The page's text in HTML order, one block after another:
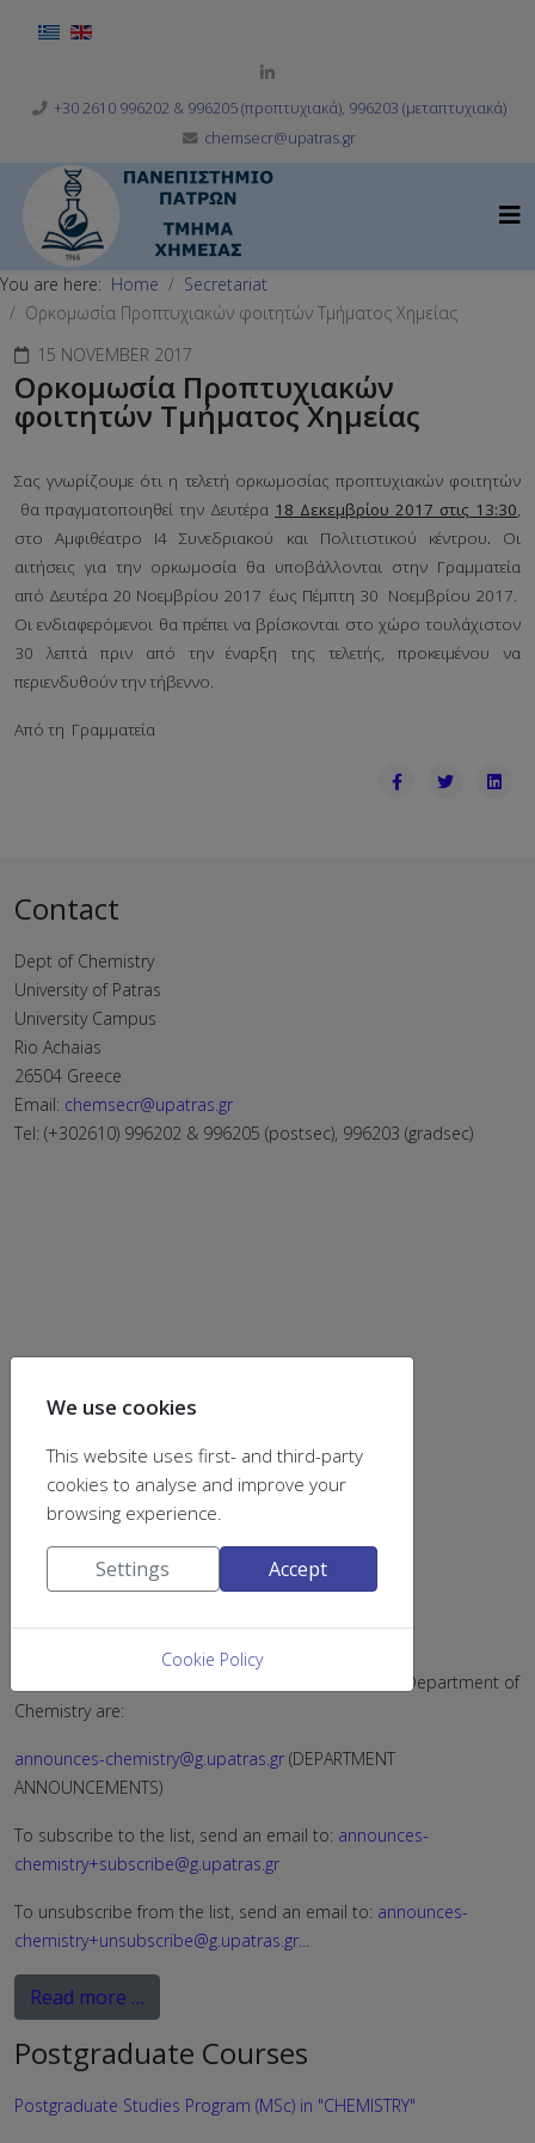
Select your language
+30 2610 996202 & 996205 (προπτυχιακά), 996203 (μεταπτυχιακά)
chemsecr@upatras.gr
You are here: Home
Secretariat
Ορκομωσία Προπτυχιακών φοιτητών Τμήματος Χημείας
15 NOVEMBER 2017
Ορκομωσία Προπτυχιακών
φοιτητών Τμήματος Χημείας
Σας γνωρίζουμε ότι η τελετή ορκωμοσίας προπτυχιακών φοιτητών
θα πραγματοποιηθεί την Δευτέρα 18 Δεκεμβρίου 2017 στις 13:30,
στο Αμφιθέατρο Ι4 Συνεδριακού και Πολιτιστικού κέντρου. Οι
αιτήσεις για την ορκωμοσία θα υποβάλλονται στην Γραμματεία
από Δευτέρα 20 Νοεμβρίου 2017 έως Πέμπτη 30 Νοεμβρίου 2017.
Οι ενδιαφερόμενοι θα πρέπει να βρίσκονται στο χώρο τουλάχιστον
30 λεπτά πριν από την έναρξη της τελετής, προκειμένου να
περιενδυθούν την τήβεννο.
Aπό τη Γραμματεία
Contact
Dept of Chemistry
University of Patras
University Campus
Rio Achaias
26504 Greece
Email: chemsecr@upatras.gr
Tel: (+302610) 996202 & 996205 (postsec), 996203 (gradsec)
find us on
Announcement Lists
The available electronic announcement lists of the Department of
Chemistry are:
announces-chemistry@g.upatras.gr (DEPARTMENT
ANNOUNCEMENTS)
To subscribe to the list, send an email to: announces-
chemistry+subscribe@g.upatras.gr
To unsubscribe from the list, send an email to: announces-
chemistry+unsubscribe@g.upatras.gr...
Read more …
Postgraduate Courses
Postgraduate Studies Program (MSc) in "CHEMISTRY"
We use cookies
This website uses first- and third-party
cookies to analyse and improve your
browsing experience.
Settings Accept
Cookie Policy